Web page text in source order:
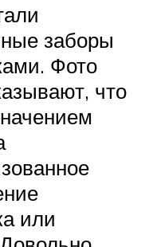
заборы
Фото
что
или